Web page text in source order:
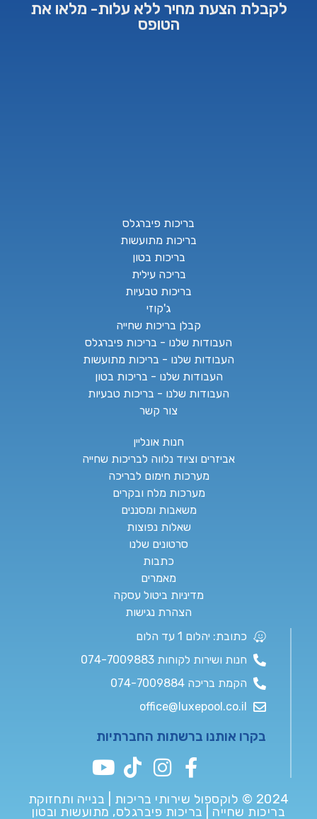
לקבלת הצעת מחיר ללא עלות- מלאו את
הטופס
בריכות פיברגלס
בריכות מתועשות
בריכות בטון
בריכה עילית
בריכות טבעיות
ג'קוזי
קבלן בריכות שחייה
העבודות שלנו - בריכות פיברגלס
העבודות שלנו - בריכות מתועשות
העבודות שלנו - בריכות בטון
העבודות שלנו - בריכות טבעיות
צור קשר
חנות אונליין
אביזרים וציוד נלווה לבריכות שחייה
מערכות חימום לבריכה
מערכות מלח ובקרים
משאבות ומסננים
שאלות נפוצות
סרטונים שלנו
כתבות
מאמרים
מדיניות ביטול עסקה
הצהרת נגישות
כתובת: יהלום 1 עד הלום
חנות ושירות לקוחות 074-7009883
הקמת בריכה 074-7009884
office@luxepool.co.il
בקרו אותנו ברשתות החברתיות
2024 © לוקספול שירותי בריכות | בנייה ותחזוקת
בריכות שחייה | בריכות פיברגלס, מתועשות ובטון